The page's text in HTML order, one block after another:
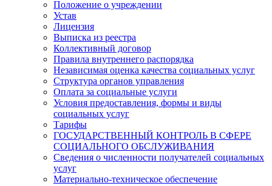
Положение о учреждении
Устав
Лицензия
Выписка из реестра
Коллективный договор
Правила внутреннего распорядка
Независимая оценка качества социальных услуг
Структура органов управления
Оплата за социальные услуги
Условия предоставления, формы и виды
социальных услуг
Тарифы
ГОСУДАРСТВЕННЫЙ КОНТРОЛЬ В СФЕРЕ
СОЦИАЛЬНОГО ОБСЛУЖИВАНИЯ
Сведения о численности получателей социальных
услуг
Материально-техническое обеспечение